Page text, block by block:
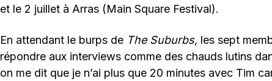
et le 2 juillet à Arras (Main Square Festival).
En attendant le burps de The Suburbs, les sept
répondre aux interviews comme des chauds lutins
on me dit que je n’ai plus que 20 minutes avec Tim